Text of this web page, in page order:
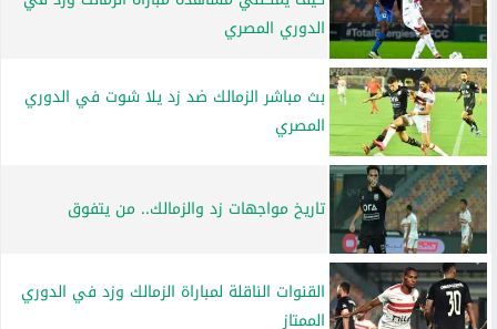
الدوري المصري
بث مباشر الزمالك ضد زد يلا شوت في الدوري
المصري
تاريخ مواجهات زد والزمالك.. من يتفوق
القنوات الناقلة لمباراة الزمالك وزد في الدوري
الممتاز